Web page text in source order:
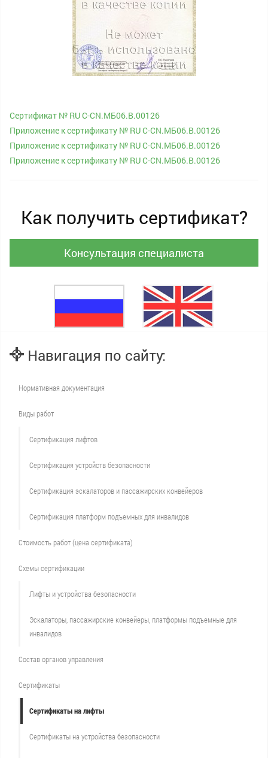
Сертификат № RU С-CN.МБ06.B.00126
Приложение к сертификату № RU С-CN.МБ06.B.00126
Приложение к сертификату № RU С-CN.МБ06.B.00126
Приложение к сертификату № RU С-CN.МБ06.B.00126
Как получить сертификат?
Консультация специалиста
Навигация по сайту:
Нормативная документация
Виды работ
Сертификация лифтов
Сертификация устройств безопасности
Сертификация эскалаторов и пассажирских конвейеров
Сертификация платформ подъемных для инвалидов
Стоимость работ (цена сертификата)
Схемы сертификации
Лифты и устройства безопасности
Эскалаторы, пассажирские конвейеры, платформы подъемные для
инвалидов
Состав органов управления
Сертификаты
Сертификаты на лифты
Сертификаты на устройства безопасности